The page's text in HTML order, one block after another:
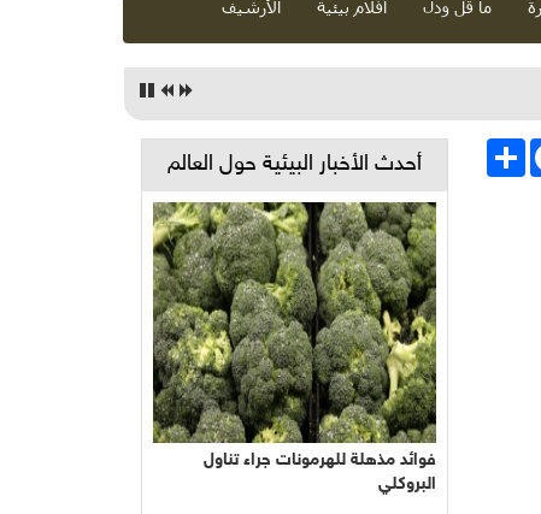
ما قل ودل أفلام بيئية الأرشيف
انشر
أحدث الأخبار البيئية حول العالم
فوائد مذهلة للهرمونات جراء تناول
البروكلي